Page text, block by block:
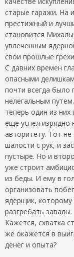
старые гаражи. На
престижный и
становится
увлеченным
свои прошлые
С давних времен
опасными
почти всегда было
нелегальным
теперь один из
еще успел изрядно
авторитету. Тот не
шалости с рук, и
пустыре. Но и
уже строит
из беды. И ему в
организовать
ядерщик, которому
разгребать завалы.
Кажется, схватка
же окажется в
денег и опыта?